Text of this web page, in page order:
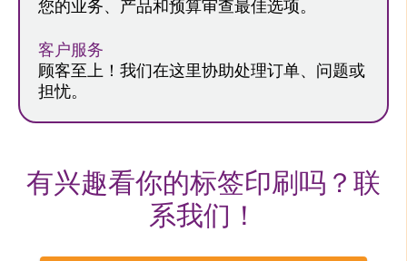
您的业务、产品和预算审查最佳选项。
客户服务
顾客至上！我们在这里协助处理订单、问题或
担忧。
有兴趣看你的标签印刷吗？联
系我们！